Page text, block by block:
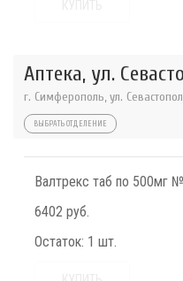
Аптека, ул.
г. Симферополь, ул.
ВЫБРАТЬ ОТДЕЛЕНИЕ
Валтрекс таб по 500мг
6402 руб.
Остаток: 1 шт.